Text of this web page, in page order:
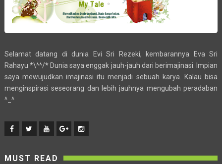
Selamat datang di dunia Evi Sri Rezeki, kembarannya Eva Sri
Rahayu *\^^/* Dunia saya enggak jauh-jauh dari berimajinasi. Impian
saya mewujudkan imajinasi itu menjadi sebuah karya. Kalau bisa
menginspirasi seseorang dan lebih jauhnya mengubah peradaban
^_^
MUST READ